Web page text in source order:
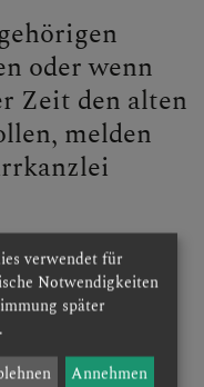
oder wenn
Zeit den alten
melden
in der
verwendet für
Notwendigkeiten
später
Annehmen